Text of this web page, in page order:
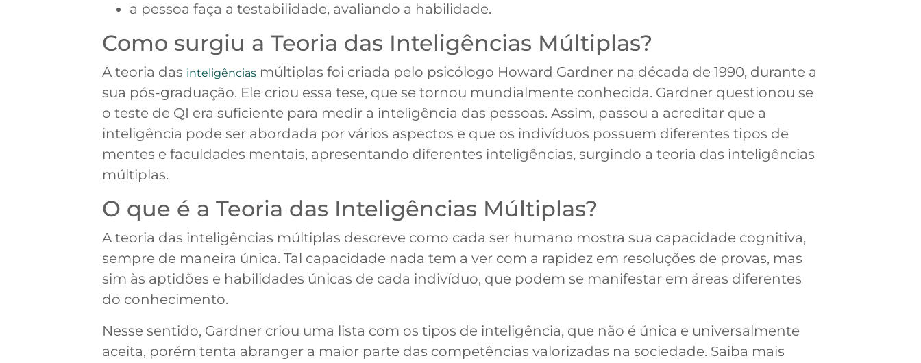
a pessoa faça a testabilidade, avaliando a habilidade.
Como surgiu a Teoria das Inteligências Múltiplas?
A teoria das inteligências múltiplas foi criada pelo psicólogo Howard Gardner na década de 1990, durante a
sua pós-graduação. Ele criou essa tese, que se tornou mundialmente conhecida. Gardner questionou se
o teste de QI era suficiente para medir a inteligência das pessoas. Assim, passou a acreditar que a
inteligência pode ser abordada por vários aspectos e que os indivíduos possuem diferentes tipos de
mentes e faculdades mentais, apresentando diferentes inteligências, surgindo a teoria das inteligências
múltiplas.
O que é a Teoria das Inteligências Múltiplas?
A teoria das inteligências múltiplas descreve como cada ser humano mostra sua capacidade cognitiva,
sempre de maneira única. Tal capacidade nada tem a ver com a rapidez em resoluções de provas, mas
sim às aptidões e habilidades únicas de cada indivíduo, que podem se manifestar em áreas diferentes
do conhecimento.
Nesse sentido, Gardner criou uma lista com os tipos de inteligência, que não é única e universalmente
aceita, porém tenta abranger a maior parte das competências valorizadas na sociedade. Saiba mais